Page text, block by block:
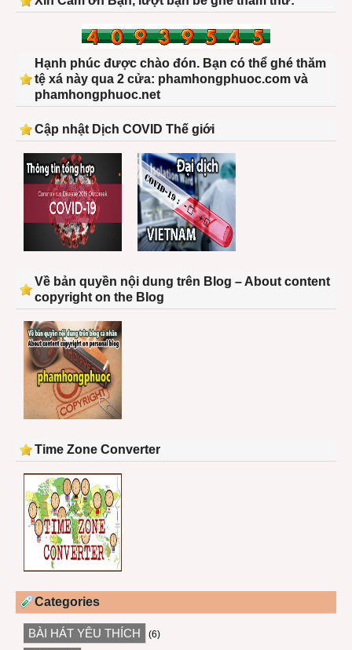
Hạnh phúc được chào đón. Bạn có thể ghé thăm
tệ xá này qua 2 cửa: phamhongphuoc.com và
phamhongphuoc.net
Cập nhật Dịch COVID Thế giới
Về bản quyền nội dung trên Blog – About content
copyright on the Blog
Time Zone Converter
Categories
BÀI HÁT YÊU THÍCH (6)